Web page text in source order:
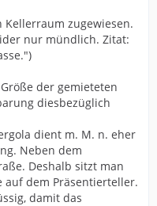
zugewiesen.
nur mündlich. Zitat:
der gemieteten
diesbezüglich
dient m. M. n. eher
Neben dem
Deshalb sitzt man
dem Präsentierteller.
damit das